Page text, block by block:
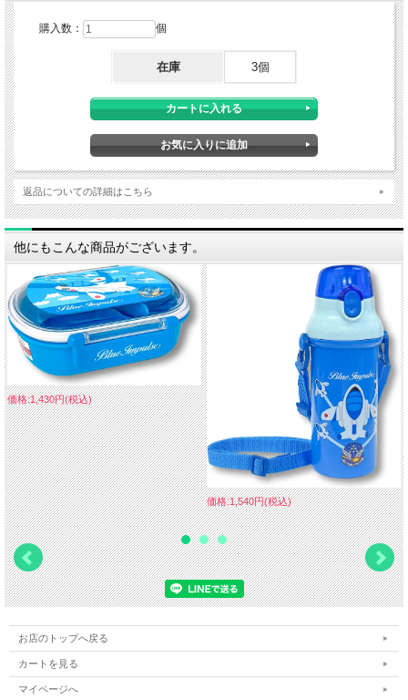
購入数： 個
在庫 3個
返品についての詳細はこちら
他にもこんな商品がございます。
価格:1,430円(税込)
価格:1,540円(税込)
お店のトップへ戻る
カートを見る
マイページへ